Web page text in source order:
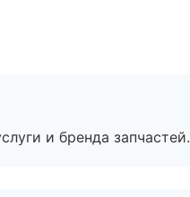
и бренда запчастей.